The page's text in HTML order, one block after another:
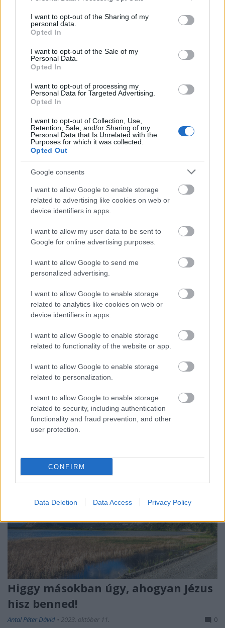
not limited to your visit or usage behaviour. You may click to
grant or deny consent to Google and its third-party tags to
use your data for below specified purposes in below Google
consent section.
I want to opt-out of the Sharing of my
personal data.
Opted In
I want to opt-out of the Sale of my
Personal Data.
Opted In
I want to opt-out of processing my
Personal Data for Targeted Advertising.
Opted In
I want to opt-out of Collection, Use,
Retention, Sale, and/or Sharing of my
Personal Data that Is Unrelated with the
Purposes for which it was collected.
Opted Out
Google consents
I want to allow Google to enable storage
related to advertising like cookies on web or
device identifiers in apps.
I want to allow my user data to be sent to
Google for online advertising purposes.
I want to allow Google to send me
personalized advertising.
I want to allow Google to enable storage
related to analytics like cookies on web or
device identifiers in apps.
I want to allow Google to enable storage
related to functionality of the website or app.
I want to allow Google to enable storage
related to personalization.
I want to allow Google to enable storage
related to security, including authentication
functionality and fraud prevention, and other
user protection.
CONFIRM
Data Deletion Data Access Privacy Policy
Hinned kell, hogy meglásd
látott dolgokról való meggyőződés."Zsidók 11,1
A hit azt jelenti, hogy ...
Higgy másokban úgy, ahogyan Jézus
hisz benned!
Antal Péter Dávid • 2023. október 11. 0